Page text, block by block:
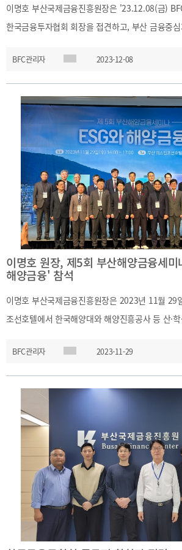
이명호 부산국제금융진흥원장은 '23.12.08(금)
한국금융투자협회 회장을 접견하고, 부산 금융중
BFC관리자 2023-12-08
이명호 원장, 제5회 부산해양금융세
해양금융' 참석
이명호 부산국제금융진흥원장은 2023년 11월 29
조선호텔에서 한국해양대와 해양진흥공사 등 산·
진행하며 한국해양대, 해양수산개발원, 한국해양
해양금융주요기관과 해양 지속가능금융 발전방안
BFC관리자 2023-11-29